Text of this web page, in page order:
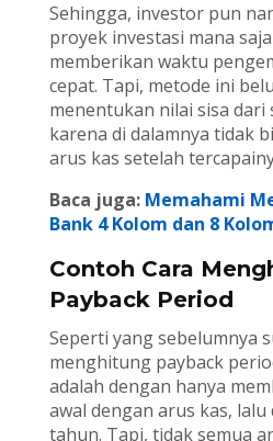
Sehingga, investor pun
proyek investasi mana
memberikan waktu
cepat. Tapi, metode ini
menentukan nilai sisa dari
karena di dalamnya tidak
arus kas setelah
Baca juga: Memahami
Bank 4 Kolom dan 8
Contoh Cara
Payback Period
Seperti yang sebelumnya
menghitung payback
adalah dengan hanya
awal dengan arus kas,
tahun. Tapi, tidak semua